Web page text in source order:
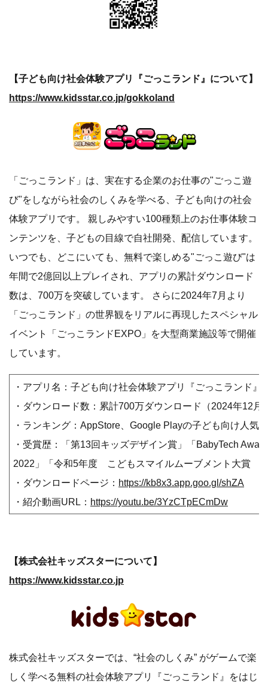
【子ども向け社会体験アプリ『ごっこランド』について】
https://www.kidsstar.co.jp/gokkoland
「ごっこランド」は、実在する企業のお仕事の"ごっこ遊
び"をしながら社会のしくみを学べる、子ども向けの社会
体験アプリです。 親しみやすい100種類上のお仕事体験コ
ンテンツを、子どもの目線で自社開発、配信しています。
いつでも、どこにいても、無料で楽しめる"ごっこ遊び"は
年間で2億回以上プレイされ、アプリの累計ダウンロード
数は、700万を突破しています。 さらに2024年7月より
「ごっこランド」の世界観をリアルに再現したスペシャル
イベント「ごっこランドEXPO」を大型商業施設等で開催
しています。
・アプリ名：子ども向け社会体験アプリ『ごっこランド』
・ダウンロード数：累計700万ダウンロード（2024年12月
・ランキング：AppStore、Google Playの子ども向け人気
・受賞歴：「第13回キッズデザイン賞」「BabyTech
2022」「令和5年度 こどもスマイルムーブメント大賞
・ダウンロードページ： https://kb8x3.app.goo.gl/shZA
・紹介動画URL： https://youtu.be/3YzCTpECmDw
【株式会社キッズスターについて】
https://www.kidsstar.co.jp
株式会社キッズスターでは、“社会のしくみ” がゲームで楽
しく学べる無料の社会体験アプリ『ごっこランド』をはじ